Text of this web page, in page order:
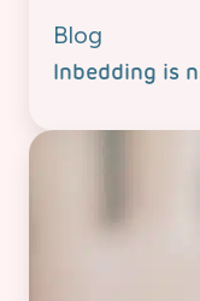
Blog
Inbedding is